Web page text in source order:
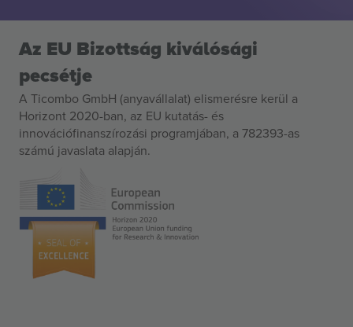
Az EU Bizottság kiválósági
pecsétje
A Ticombo GmbH (anyavállalat) elismerésre kerül a
Horizont 2020-ban, az EU kutatás- és
innovációfinanszírozási programjában, a 782393-as
számú javaslata alapján.